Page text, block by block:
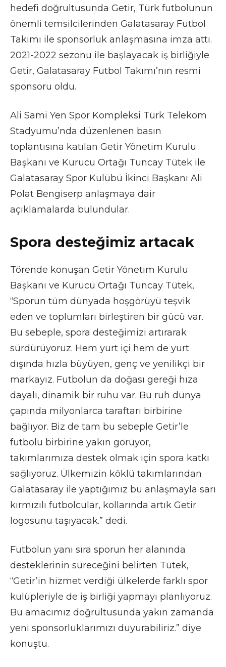
hedefi doğrultusunda Getir, Türk futbolunun
önemli temsilcilerinden Galatasaray Futbol
Takımı ile sponsorluk anlaşmasına imza attı.
2021-2022 sezonu ile başlayacak iş birliğiyle
Getir, Galatasaray Futbol Takımı’nın resmi
sponsoru oldu.
Ali Sami Yen Spor Kompleksi Türk Telekom
Stadyumu’nda düzenlenen basın
toplantısına katılan Getir Yönetim Kurulu
Başkanı ve Kurucu Ortağı Tuncay Tütek ile
Galatasaray Spor Kulübü İkinci Başkanı Ali
Polat Bengiserp anlaşmaya dair
açıklamalarda bulundular.
Spora desteğimiz artacak
Törende konuşan Getir Yönetim Kurulu
Başkanı ve Kurucu Ortağı Tuncay Tütek,
“Sporun tüm dünyada hoşgörüyü teşvik
eden ve toplumları birleştiren bir gücü var.
Bu sebeple, spora desteğimizi artırarak
sürdürüyoruz. Hem yurt içi hem de yurt
dışında hızla büyüyen, genç ve yenilikçi bir
markayız. Futbolun da doğası gereği hıza
dayalı, dinamik bir ruhu var. Bu ruh dünya
çapında milyonlarca taraftarı birbirine
bağlıyor. Biz de tam bu sebeple Getir’le
futbolu birbirine yakın görüyor,
takımlarımıza destek olmak için spora katkı
sağlıyoruz. Ülkemizin köklü takımlarından
Galatasaray ile yaptığımız bu anlaşmayla sarı
kırmızılı futbolcular, kollarında artık Getir
logosunu taşıyacak.” dedi.
Futbolun yanı sıra sporun her alanında
desteklerinin süreceğini belirten Tütek,
“Getir’in hizmet verdiği ülkelerde farklı spor
kulüpleriyle de iş birliği yapmayı planlıyoruz.
Bu amacımız doğrultusunda yakın zamanda
yeni sponsorluklarımızı duyurabiliriz.” diye
konuştu.